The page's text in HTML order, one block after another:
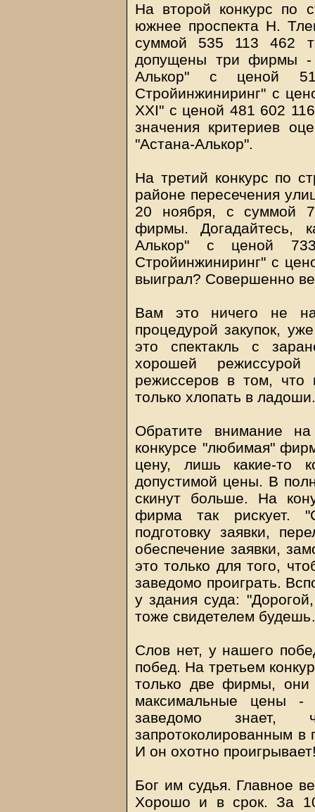
На второй конкурс по
южнее проспекта Н.
суммой 535 113 462
допущены три фирмы -
Алькор" с ценой
Стройинжиниринг" с
ХХI" с ценой 481 602
значения критериев
"Астана-Алькор".
На третий конкурс по
районе пересечения
20 ноября, с суммой
фирмы. Догадайтесь,
Алькор" с ценой
Стройинжиниринг" с
выиграл? Совершенно
Вам это ничего не
процедурой закупок,
это спектакль с
хорошей
режиссеров в том, что
только хлопать в ладоши.
Обратите внимание
конкурсе "любимая"
цену, лишь какие-то
допустимой цены. В
скинут больше. На
фирма так рискует.
подготовку заявки,
обеспечение заявки,
это только для того,
заведомо проиграть.
у здания суда:
тоже свидетелем
Слов нет, у нашего
побед. На третьем
только две фирмы, они
максимальные цены -
заведомо знает,
запротоколированным в
И он охотно
Бог им судья. Главное
Хорошо и в срок. За